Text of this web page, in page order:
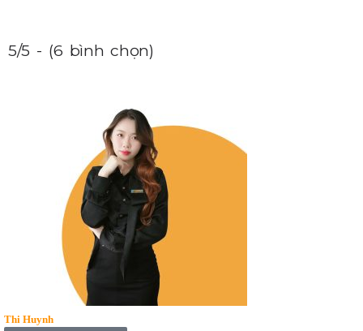
5/5 - (6 bình chọn)
Thi Huynh